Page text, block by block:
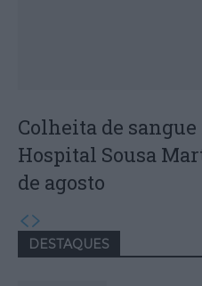
Colheita de sangue
Hospital Sousa
de agosto
DESTAQUES